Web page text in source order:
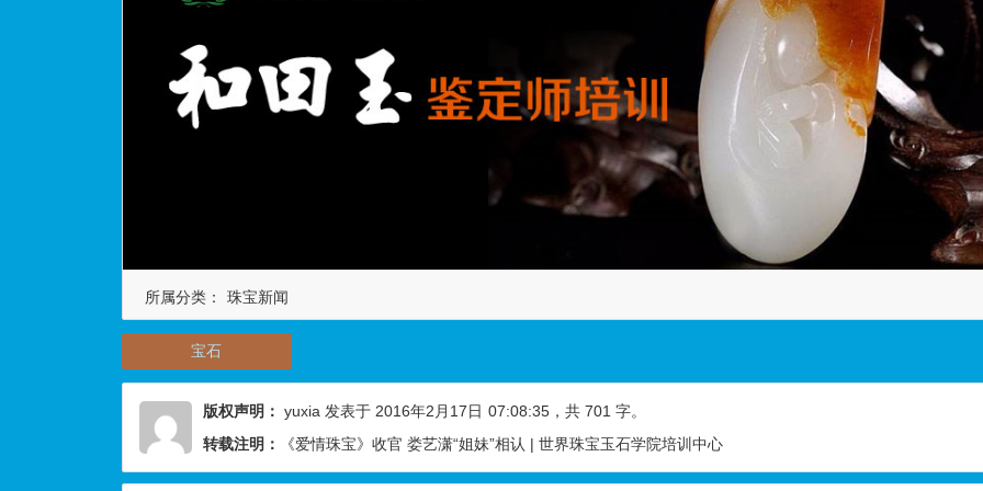
所属分类： 珠宝新闻
宝石
版权声明： yuxia 发表于 2016年2月17日 07:08:35 ，共 701 字。
转载注明：
《爱情珠宝》收官 娄艺潇“姐妹”相认 | 世界珠宝玉石学院培训中心